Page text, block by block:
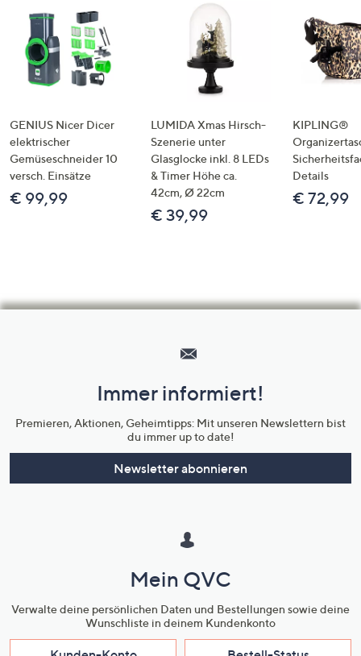
GENIUS Nicer Dicer
elektrischer
Gemüseschneider 10
versch. Einsätze
€ 99,99
LUMIDA Xmas Hirsch-
Szenerie unter
Glasglocke inkl. 8 LEDs
& Timer Höhe ca.
42cm, Ø 22cm
€ 39,99
KIPLING®
Details
€ 72,99
Unternehmensinformationen
Immer informiert!
Premieren, Aktionen, Geheimtipps: Mit unseren Newslettern bist
du immer up to date!
Newsletter abonnieren
Mein QVC
Verwalte deine persönlichen Daten und Bestellungen sowie deine
Wunschliste in deinem Kundenkonto